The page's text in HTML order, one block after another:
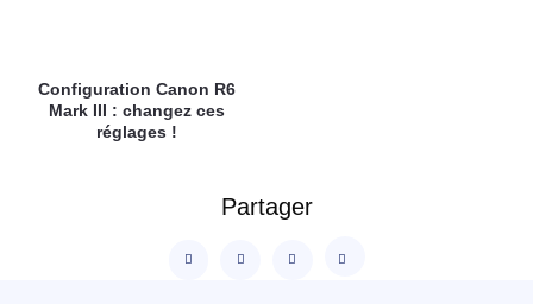
Configuration Canon R6
Mark III : changez ces
réglages !
Partager